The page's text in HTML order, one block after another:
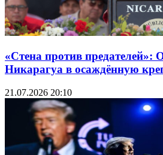
«Стена против предателей»:
Никарагуа в осаждённую
21.07.2026 20:10